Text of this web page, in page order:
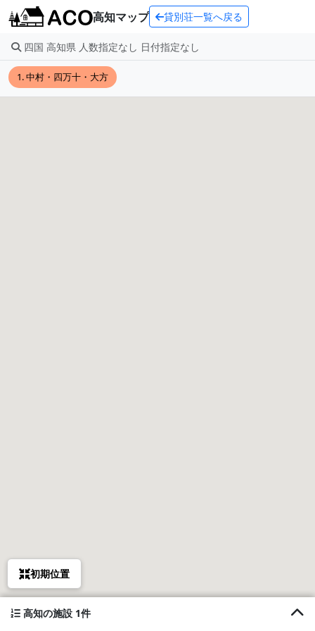
高知マップ 貸別荘一覧へ戻る
四国 高知県 人数指定なし 日付指定なし
1. 中村・四万十・大方
初期位置
高知の施設 1件1. 四万十オートキャンプ場 ウエル花夢